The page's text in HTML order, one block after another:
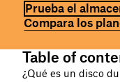
Prueba el
Compara los
Table of
¿Qué es un disco